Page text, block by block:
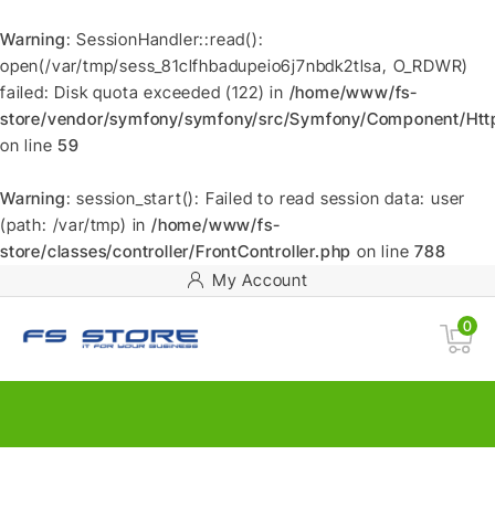
Warning: SessionHandler::read():
open(/var/tmp/sess_81clfhbadupeio6j7nbdk2tlsa, O_RDWR)
failed: Disk quota exceeded (122) in /home/www/fs-
store/vendor/symfony/symfony/src/Symfony/Component/
on line59
Warning: session_start(): Failed to read session data: user
(path: /var/tmp) in/home/www/fs-
store/classes/controller/FrontController.php on line788
My Account
0